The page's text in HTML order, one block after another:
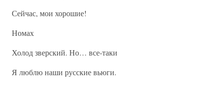
Сейчас, мои хорошие!
Номах
Холод зверский. Но… все-таки
Я люблю наши русские вьюги.